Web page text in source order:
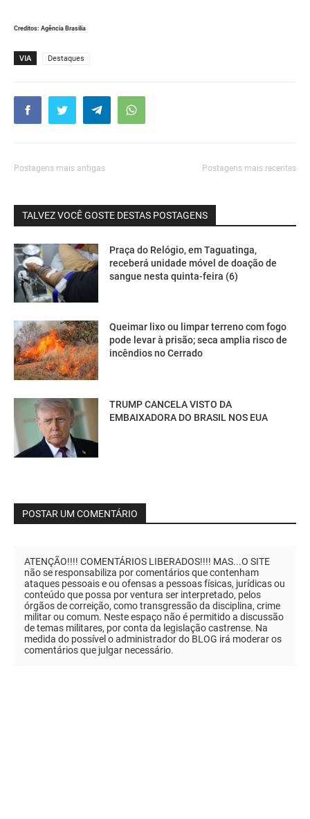
Creditos: Agência Brasilia
VIA Destaques
Postagens mais antigas Postagens mais recentes
TALVEZ VOCÊ GOSTE DESTAS POSTAGENS
Praça do Relógio, em Taguatinga,
receberá unidade móvel de doação de
sangue nesta quinta-feira (6)
Queimar lixo ou limpar terreno com fogo
pode levar à prisão; seca amplia risco de
incêndios no Cerrado
TRUMP CANCELA VISTO DA
EMBAIXADORA DO BRASIL NOS EUA
POSTAR UM COMENTÁRIO
ATENÇÃO!!!! COMENTÁRIOS LIBERADOS!!!! MAS...O SITE
não se responsabiliza por comentários que contenham
ataques pessoais e ou ofensas a pessoas físicas, jurídicas ou
conteúdo que possa por ventura ser interpretado, pelos
órgãos de correição, como transgressão da disciplina, crime
militar ou comum. Neste espaço não é permitido a discussão
de temas militares, por conta da legislação castrense. Na
medida do possível o administrador do BLOG irá moderar os
comentários que julgar necessário.